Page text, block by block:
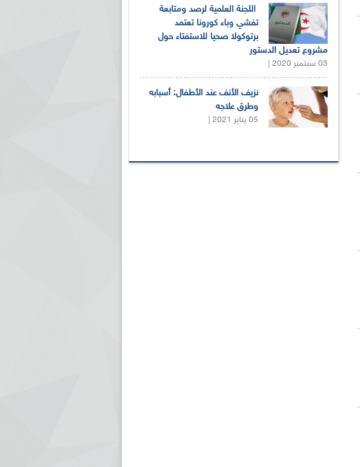
اللجنة العلمية لرصد ومتابعة
تفشي وباء كورونا تعتمد
برتوكولا صحيا للاستفتاء حول
مشروع تعديل الدستور
03 سبتمبر 2020 |
نزيف الأنف عند الأطفال: أسبابه
وطرق علاجه
05 يناير 2021 |